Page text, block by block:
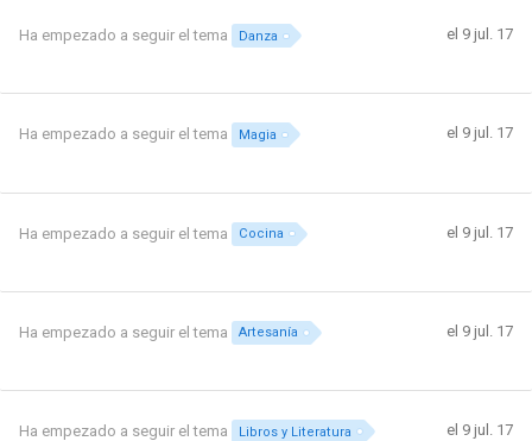
Ha empezado a seguir el tema Danza el 9 jul. 17
Ha empezado a seguir el tema Magia el 9 jul. 17
Ha empezado a seguir el tema Cocina el 9 jul. 17
Ha empezado a seguir el tema Artesanía el 9 jul. 17
Ha empezado a seguir el tema Libros y Literatura el 9 jul. 17